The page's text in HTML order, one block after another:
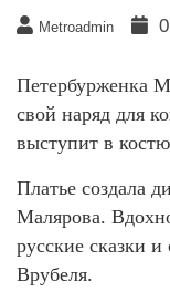
Metroadmin
Петербурженка
свой наряд для
выступит в
Платье создала
Малярова.
русские сказки
Врубеля.